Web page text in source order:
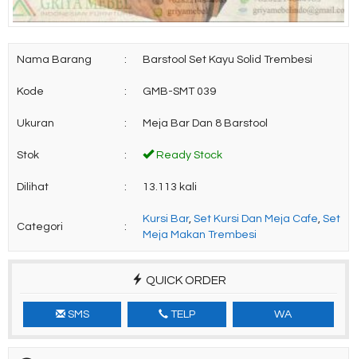
Nama Barang : Barstool Set Kayu Solid Trembesi
Kode : GMB-SMT 039
Ukuran : Meja Bar Dan 8 Barstool
Stok : Ready Stock
Dilihat : 13.113 kali
Categori :
Kursi Bar, Set Kursi Dan Meja Cafe, Set
Meja Makan Trembesi
QUICK ORDER
SMS TELP WA